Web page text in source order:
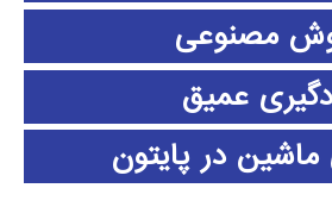
مصنوعی
عمیق
ماشین در پایتون